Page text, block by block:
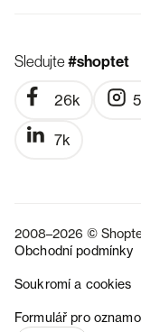
Sledujte#shoptet
26k
7k
2008–2026 ©
Obchodní podmínky
Soukromí a cookies
Formulář pro